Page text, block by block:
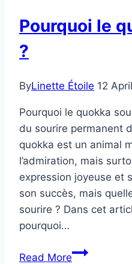
du
Pourquoi le
?
ByLinette Étoile 12
Pourquoi le quokka
du sourire permanent
quokka est un animal
l’admiration, mais
expression joyeuse et
son succès, mais
sourire ? Dans cet
pourquoi…
Read MorePourquoi